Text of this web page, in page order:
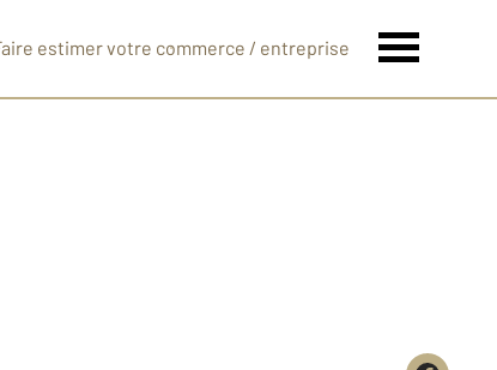
Faire estimer votre commerce / entreprise